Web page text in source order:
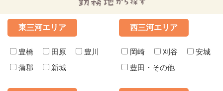
東三河エリア
豊橋 田原
豊川
蒲郡
新城
西三河エリア
岡崎 刈谷
安城
豊田・その他